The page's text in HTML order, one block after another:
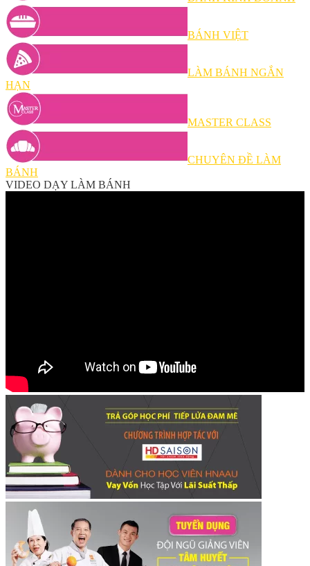
BÁNH VIỆT
LÀM BÁNH NGẮN
HẠN
MASTER CLASS
CHUYÊN ĐỀ LÀM
BÁNH
VIDEO DẠY LÀM BÁNH